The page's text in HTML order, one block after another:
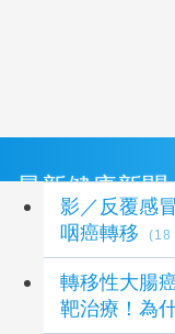
最新健康新聞
影／反覆感
咽癌轉移
(18
轉移性大腸
靶治療！為